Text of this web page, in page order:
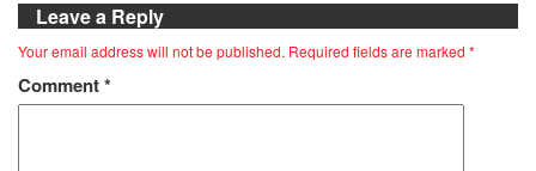
Leave a Reply
Your email address will not be published. Required fields are marked *
Comment*